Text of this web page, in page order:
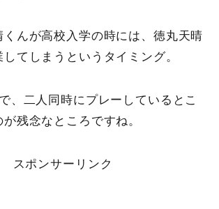
くんが高校入学の時には、徳丸天晴
てしまうというタイミング。
、二人同時にプレーしているとこ
残念なところですね。
スポンサーリンク